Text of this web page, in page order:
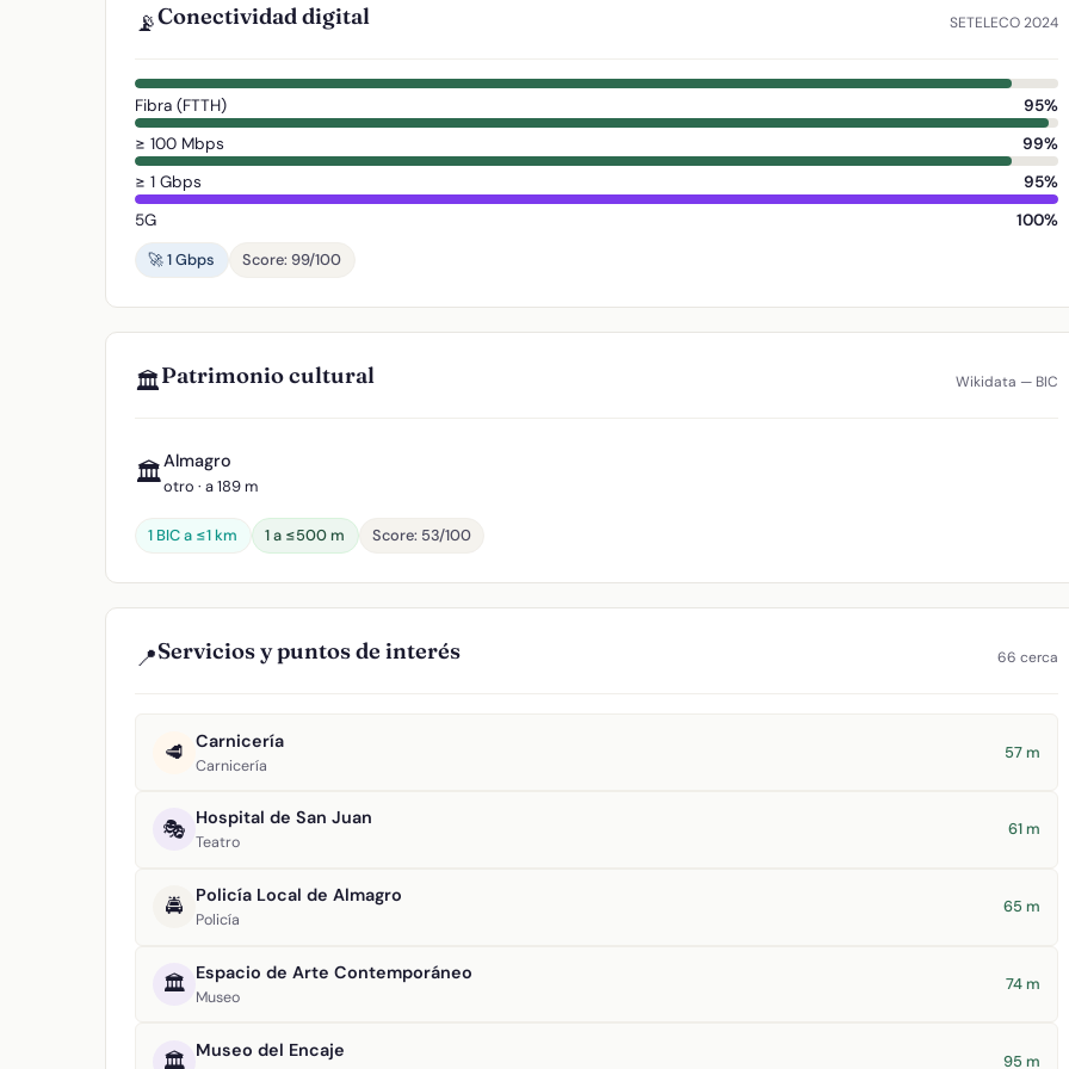
📡Conectividad digital SETELECO 2024
Fibra (FTTH)
95%
≥ 100 Mbps
99%
≥ 1 Gbps
95%
5G
100%
🚀 1 Gbps
Score: 99/100
🏛️Patrimonio cultural Wikidata — BIC
🏛️Almagro
otro · a 189 m
1 BIC a ≤1 km 1 a ≤500 m Score: 53/100
📍Servicios y puntos de interés 66 cerca
🥩 Carnicería
Carnicería
57 m
🎭 Hospital de San Juan
Teatro
61 m
🚔 Policía Local de Almagro
Policía
65 m
🏛️ Espacio de Arte Contemporáneo
Museo
74 m
🏛️ Museo del Encaje
95 m